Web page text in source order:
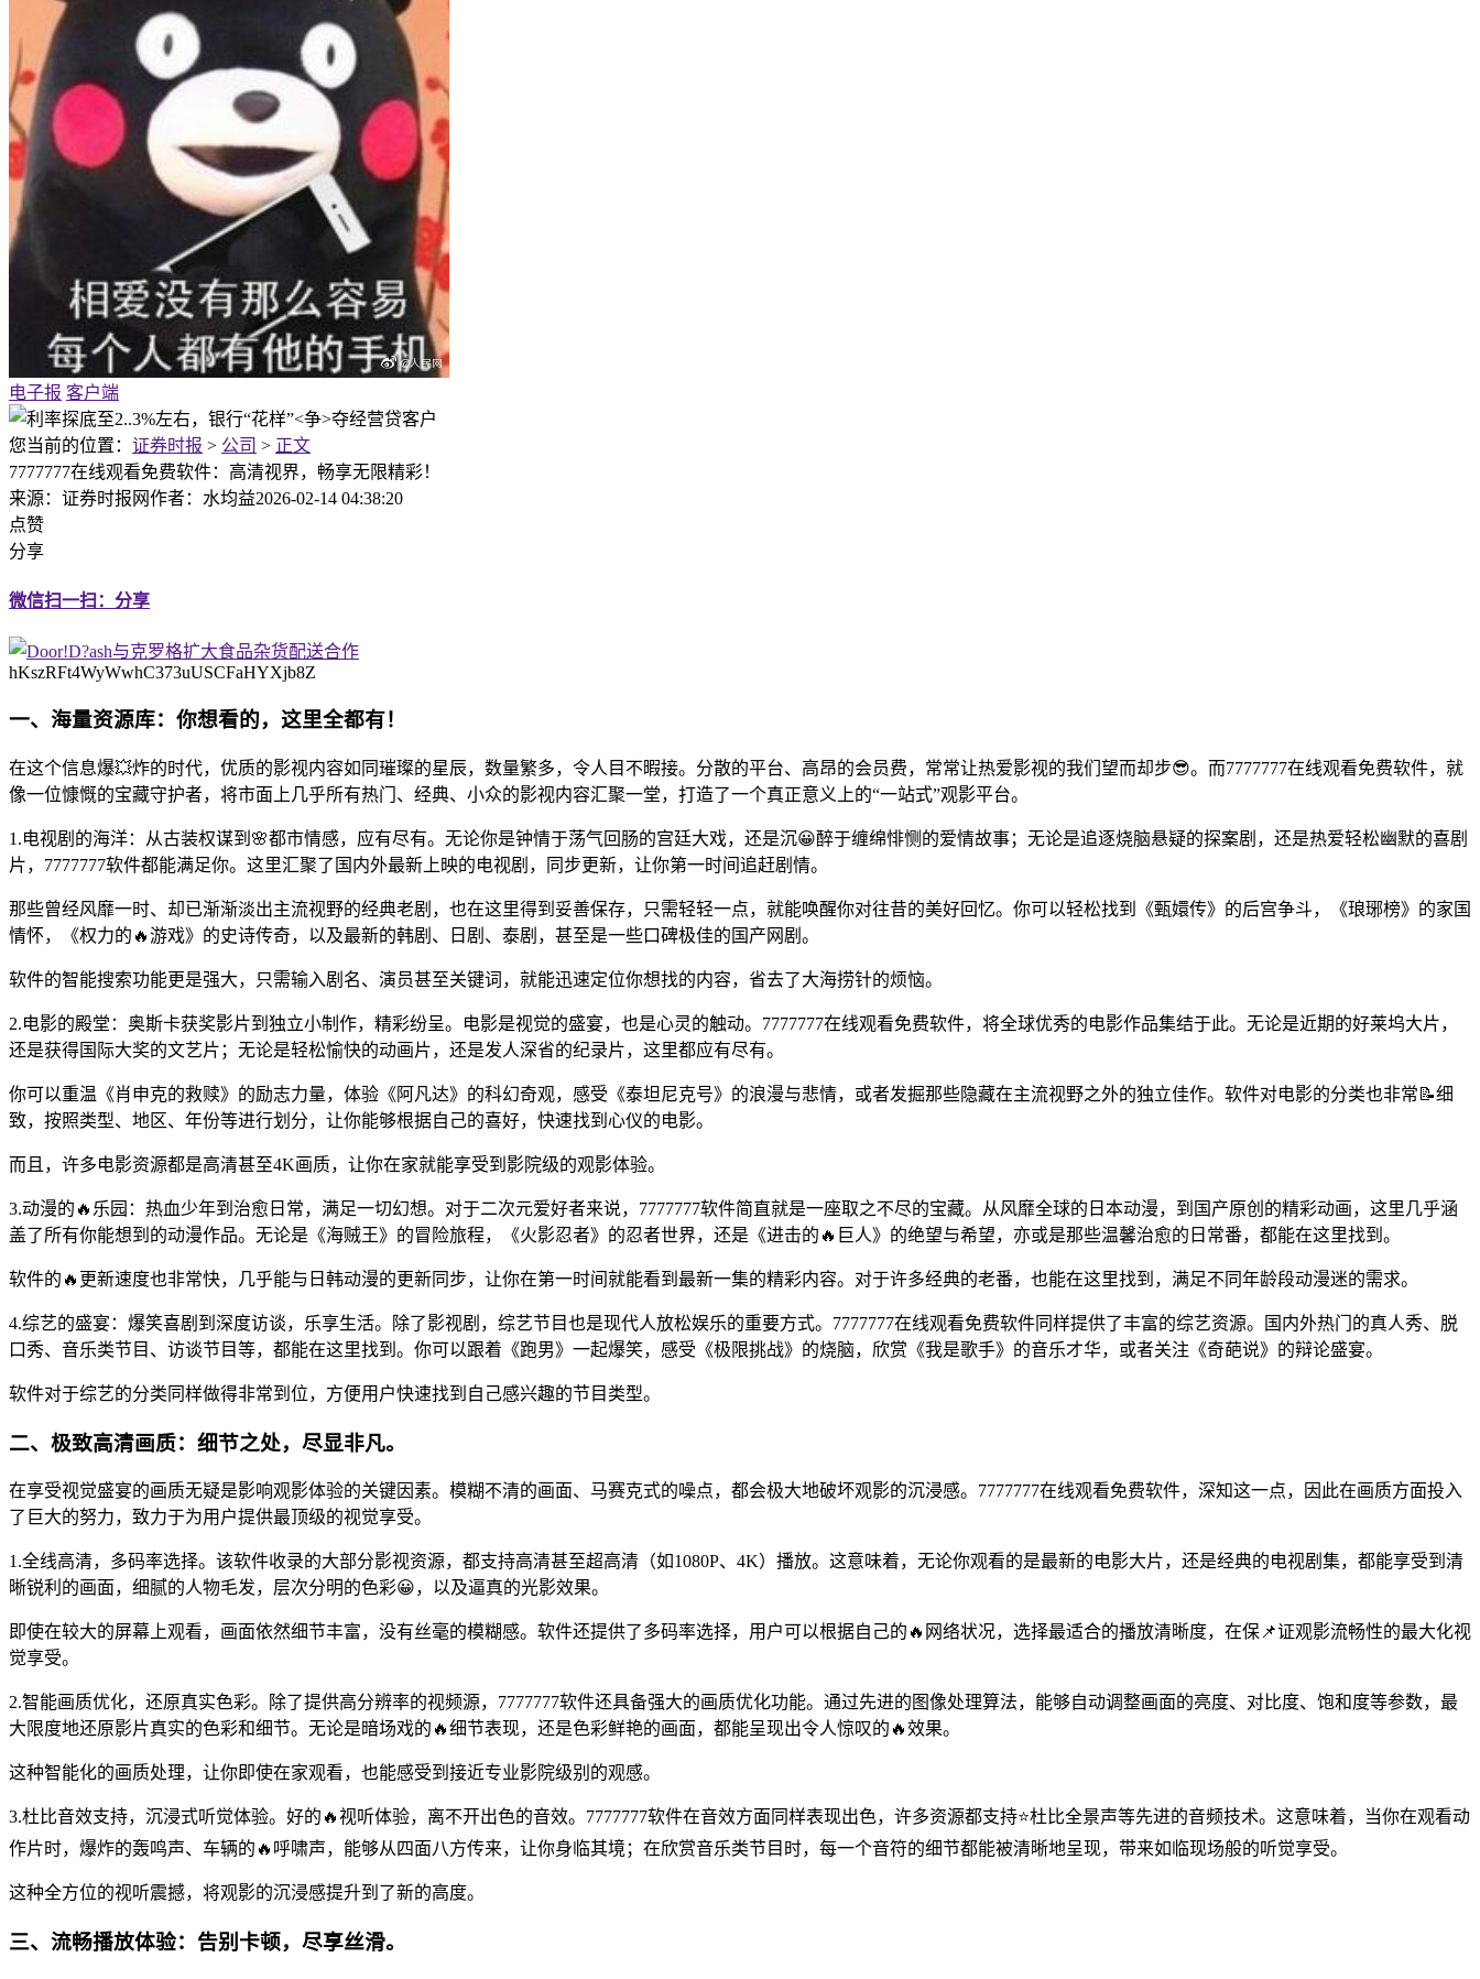
电子报 客户端
您当前的位置： 证券时报 > 公司 > 正文
7777777在线观看免费软件：高清视界，畅享无限精彩！
来源：证券时报网作者：水均益2026-02-14 04:38:20
点赞
分享
微信扫一扫：分享
hKszRFt4WyWwhC373uUSCFaHYXjb8Z
一、海量资源库：你想看的，这里全都有！
在这个信息爆💥炸的时代，优质的影视内容如同璀璨的星辰，数量繁多，令人目不暇接。分散的平台、高昂的会员费，常常让热爱影视的我们望而却步😎。而7777777在线观看免费软件，就
像一位慷慨的宝藏守护者，将市面上几乎所有热门、经典、小众的影视内容汇聚一堂，打造了一个真正意义上的“一站式”观影平台。
1.电视剧的海洋：从古装权谋到🌸都市情感，应有尽有。无论你是钟情于荡气回肠的宫廷大戏，还是沉😀醉于缠绵悱恻的爱情故事；无论是追逐烧脑悬疑的探案剧，还是热爱轻松幽默的喜剧
片，7777777软件都能满足你。这里汇聚了国内外最新上映的电视剧，同步更新，让你第一时间追赶剧情。
那些曾经风靡一时、却已渐渐淡出主流视野的经典老剧，也在这里得到妥善保存，只需轻轻一点，就能唤醒你对往昔的美好回忆。你可以轻松找到《甄嬛传》的后宫争斗，《琅琊榜》的家国
情怀，《权力的🔥游戏》的史诗传奇，以及最新的韩剧、日剧、泰剧，甚至是一些口碑极佳的国产网剧。
软件的智能搜索功能更是强大，只需输入剧名、演员甚至关键词，就能迅速定位你想找的内容，省去了大海捞针的烦恼。
2.电影的殿堂：奥斯卡获奖影片到独立小制作，精彩纷呈。电影是视觉的盛宴，也是心灵的触动。7777777在线观看免费软件，将全球优秀的电影作品集结于此。无论是近期的好莱坞大片，
还是获得国际大奖的文艺片；无论是轻松愉快的动画片，还是发人深省的纪录片，这里都应有尽有。
你可以重温《肖申克的救赎》的励志力量，体验《阿凡达》的科幻奇观，感受《泰坦尼克号》的浪漫与悲情，或者发掘那些隐藏在主流视野之外的独立佳作。软件对电影的分类也非常📝细
致，按照类型、地区、年份等进行划分，让你能够根据自己的喜好，快速找到心仪的电影。
而且，许多电影资源都是高清甚至4K画质，让你在家就能享受到影院级的观影体验。
3.动漫的🔥乐园：热血少年到治愈日常，满足一切幻想。对于二次元爱好者来说，7777777软件简直就是一座取之不尽的宝藏。从风靡全球的日本动漫，到国产原创的精彩动画，这里几乎涵
盖了所有你能想到的动漫作品。无论是《海贼王》的冒险旅程，《火影忍者》的忍者世界，还是《进击的🔥巨人》的绝望与希望，亦或是那些温馨治愈的日常番，都能在这里找到。
软件的🔥更新速度也非常快，几乎能与日韩动漫的更新同步，让你在第一时间就能看到最新一集的精彩内容。对于许多经典的老番，也能在这里找到，满足不同年龄段动漫迷的需求。
4.综艺的盛宴：爆笑喜剧到深度访谈，乐享生活。除了影视剧，综艺节目也是现代人放松娱乐的重要方式。7777777在线观看免费软件同样提供了丰富的综艺资源。国内外热门的真人秀、脱
口秀、音乐类节目、访谈节目等，都能在这里找到。你可以跟着《跑男》一起爆笑，感受《极限挑战》的烧脑，欣赏《我是歌手》的音乐才华，或者关注《奇葩说》的辩论盛宴。
软件对于综艺的分类同样做得非常到位，方便用户快速找到自己感兴趣的节目类型。
二、极致高清画质：细节之处，尽显非凡。
在享受视觉盛宴的画质无疑是影响观影体验的关键因素。模糊不清的画面、马赛克式的噪点，都会极大地破坏观影的沉浸感。7777777在线观看免费软件，深知这一点，因此在画质方面投入
了巨大的努力，致力于为用户提供最顶级的视觉享受。
1.全线高清，多码率选择。该软件收录的大部分影视资源，都支持高清甚至超高清（如1080P、4K）播放。这意味着，无论你观看的是最新的电影大片，还是经典的电视剧集，都能享受到清
晰锐利的画面，细腻的人物毛发，层次分明的色彩😀，以及逼真的光影效果。
即使在较大的屏幕上观看，画面依然细节丰富，没有丝毫的模糊感。软件还提供了多码率选择，用户可以根据自己的🔥网络状况，选择最适合的播放清晰度，在保📌证观影流畅性的最大化视
觉享受。
2.智能画质优化，还原真实色彩。除了提供高分辨率的视频源，7777777软件还具备强大的画质优化功能。通过先进的图像处理算法，能够自动调整画面的亮度、对比度、饱和度等参数，最
大限度地还原影片真实的色彩和细节。无论是暗场戏的🔥细节表现，还是色彩鲜艳的画面，都能呈现出令人惊叹的🔥效果。
这种智能化的画质处理，让你即使在家观看，也能感受到接近专业影院级别的观感。
3.杜比音效支持，沉浸式听觉体验。好的🔥视听体验，离不开出色的音效。7777777软件在音效方面同样表现出色，许多资源都支持⭐杜比全景声等先进的音频技术。这意味着，当你在观看动
作片时，爆炸的轰鸣声、车辆的🔥呼啸声，能够从四面八方传来，让你身临其境；在欣赏音乐类节目时，每一个音符的细节都能被清晰地呈现，带来如临现场般的听觉享受。
这种全方位的视听震撼，将观影的沉浸感提升到了新的高度。
三、流畅播放体验：告别卡顿，尽享丝滑。